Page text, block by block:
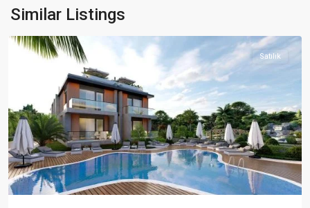
Similar Listings
Alsancak
Girne
Satılık